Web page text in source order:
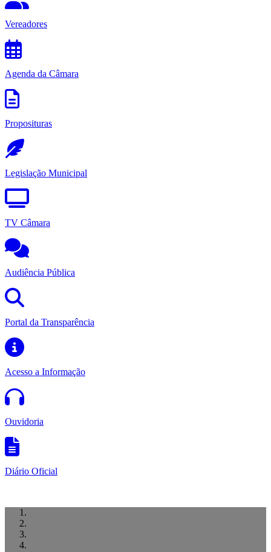
Vereadores
Agenda da Câmara
Proposituras
Legislação Municipal
TV Câmara
Audiência Pública
Portal da Transparência
Acesso a Informação
Ouvidoria
Diário Oficial